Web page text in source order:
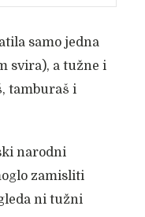
samo jedna
svira), a tužne i
tamburaš i
narodni
zamisliti
ni tužni